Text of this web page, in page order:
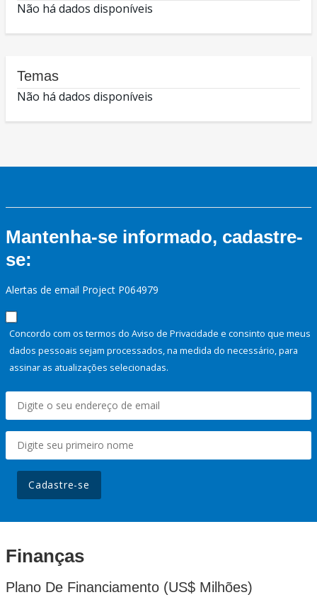
Não há dados disponíveis
Temas
Não há dados disponíveis
Mantenha-se informado, cadastre-
se:
Alertas de email Project P064979
Concordo com os termos do Aviso de Privacidade e consinto que meus
dados pessoais sejam processados, na medida do necessário, para
assinar as atualizações selecionadas.
Cadastre-se
Finanças
Plano De Financiamento (US$ Milhões)